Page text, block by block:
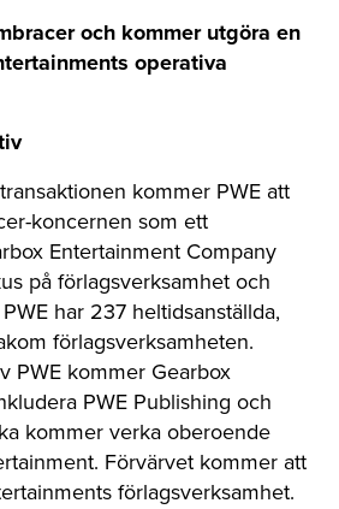
och kommer utgöra en
operativa
kommer PWE att
koncernen som ett
Entertainment Company
på förlagsverksamhet och
har 237 heltidsanställda,
förlagsverksamheten.
PWE kommer Gearbox
PWE Publishing och
kommer verka oberoende
Förvärvet kommer att
förlagsverksamhet.